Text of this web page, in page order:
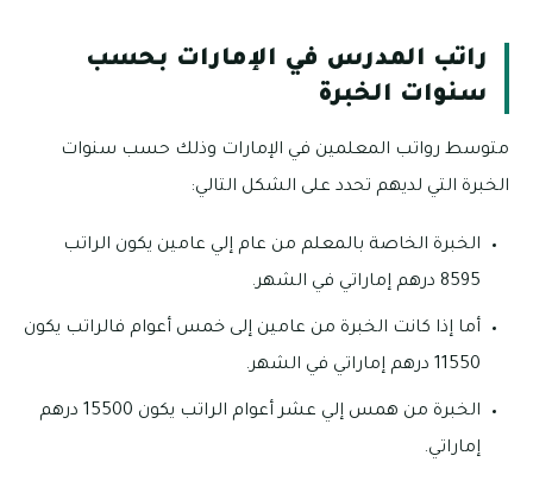
راتب المدرس في الإمارات بحسب
سنوات الخبرة
متوسط رواتب المعلمين في الإمارات وذلك حسب سنوات
الخبرة التي لديهم تحدد على الشكل التالي:
الخبرة الخاصة بالمعلم من عام إلي عامين يكون الراتب
8595 درهم إماراتي في الشهر.
أما إذا كانت الخبرة من عامين إلى خمس أعوام فالراتب يكون
11550 درهم إماراتي في الشهر.
الخبرة من همس إلي عشر أعوام الراتب يكون 15500 درهم
إماراتي.